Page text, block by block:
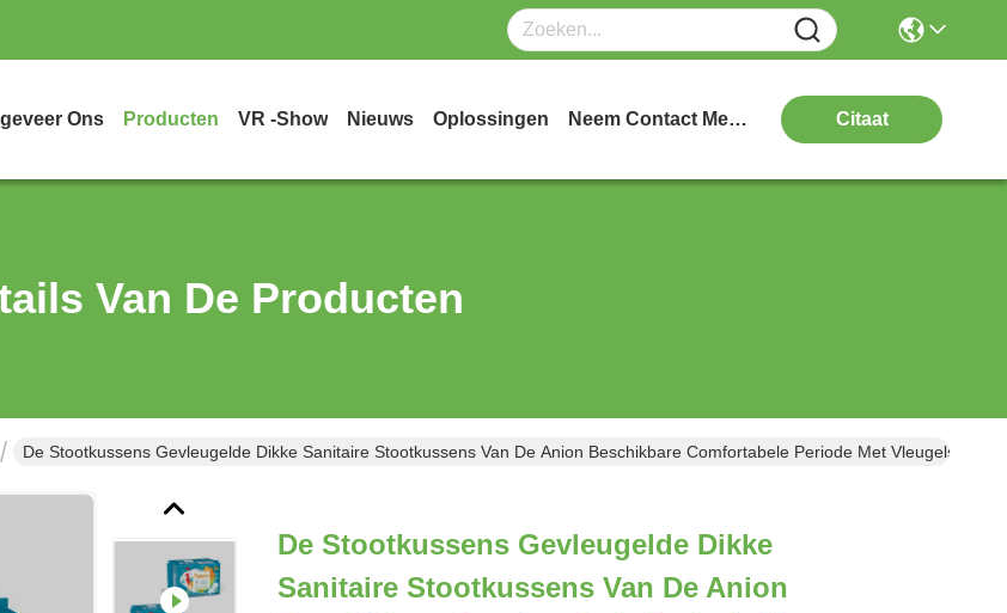
Ons Producten VR -show Nieuws Oplossingen Neem Contact Met Ons Op Citaat
Van De Producten
De Stootkussens Gevleugelde Dikke Sanitaire Stootkussens Van De Anion Beschikbare Comfortabele Periode Met Vleugels
De Stootkussens Gevleugelde Dikke
Sanitaire Stootkussens Van De Anion